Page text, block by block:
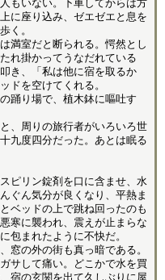
に座り込み、ゼエゼエと息を
歩く。
満室だと断られる。愕然とし
れ掛かってうなだれている
き、「私は他に宿を取るか
ドを空けてくれる。
踊り場で、植木鉢に嘔吐す
、周りの旅行者がいろいろ世
九度四分だった。あとは眠る
ピリン錠剤を口に含ませ、水
ぐん気分が良くなり、平熱ま
ベッドの上で跳ね回ったのも
寒に襲われ、震えが止まらな
包まれたように不快だ。
の外の街も真っ暗である。
サして痛い。どこかで水を買
宿の玄関を出て久しぶりに屋